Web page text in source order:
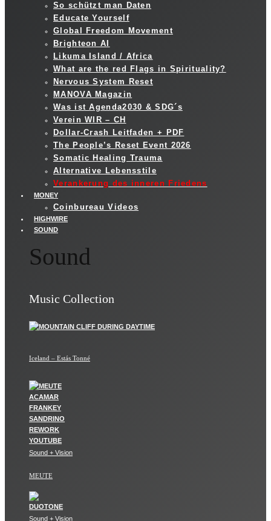
So schützt man Daten
Educate Yourself
Global Freedom Movement
Brighteon AI
Likuma Island / Africa
What are the red Flags in Spirituality?
Nervous System Reset
MANOVA Magazin
Was ist Agenda2030 & SDG´s
Verein WIR – CH
Dollar-Crash Leitfaden + PDF
The People’s Reset Event 2026
Somatic Healing Trauma
Alternative Lebensstile
Verankerung des inneren Friedens
MONEY
Coinbureau Videos
HIGHWIRE
SOUND
Sound
Music Collection
Iceland – Estás Tonné
Sound + Vision
MEUTE
Sound + Vision